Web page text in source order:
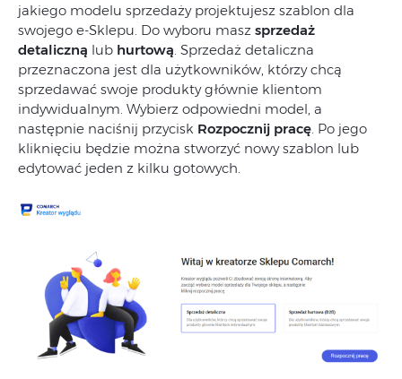
jakiego modelu sprzedaży projektujesz szablon dla
swojego e-Sklepu. Do wyboru masz sprzedaż
detaliczną lub hurtową. Sprzedaż detaliczna
przeznaczona jest dla użytkowników, którzy chcą
sprzedawać swoje produkty głównie klientom
indywidualnym. Wybierz odpowiedni model, a
następnie naciśnij przycisk Rozpocznij pracę. Po jego
kliknięciu będzie można stworzyć nowy szablon lub
edytować jeden z kilku gotowych.